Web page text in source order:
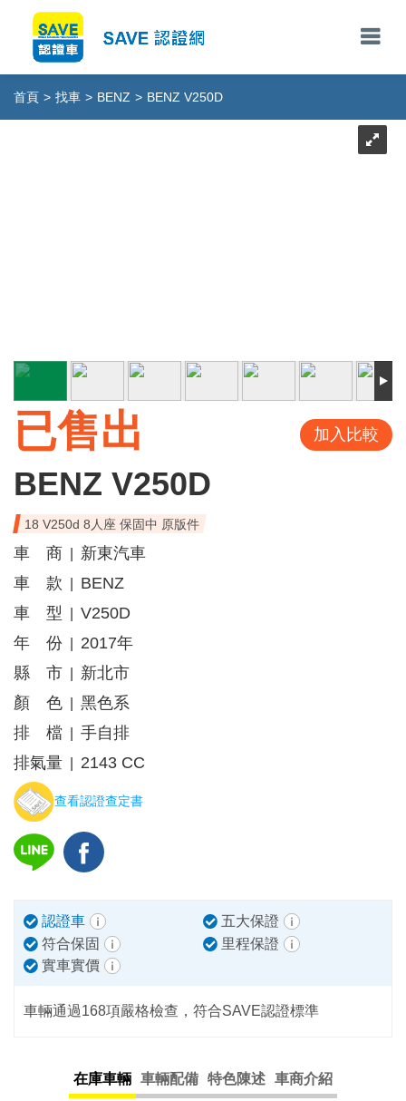
首頁 > 找車 > BENZ > BENZ V250D
已售出 加入比較
BENZ V250D
18 V250d 8人座 保固中 原版件
車 商
新東汽車
車 款
BENZ
車 型
V250D
年 份
2017年
縣 市
新北市
顏 色
黑色系
排 檔
手自排
排氣量
2143 CC
查看認證查定書
認證車
五大保證
符合保固
里程保證
實車實價
車輛通過168項嚴格檢查，符合SAVE認證標準
在庫車輛 車輛配備 特色陳述 車商介紹